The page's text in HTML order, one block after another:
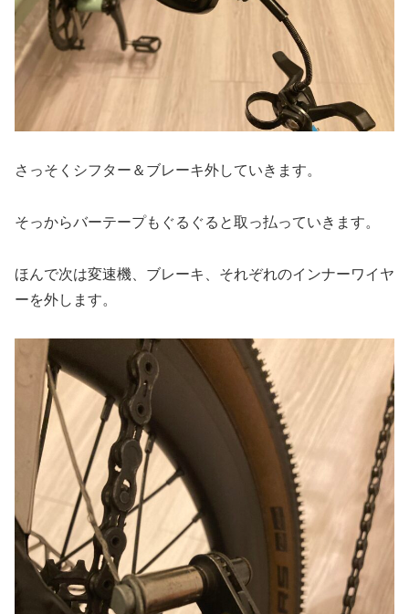
さっそくシフター＆ブレーキ外していきます。
そっからバーテープもぐるぐると取っ払っていきます。
ほんで次は変速機、ブレーキ、それぞれのインナーワイヤ
ーを外します。